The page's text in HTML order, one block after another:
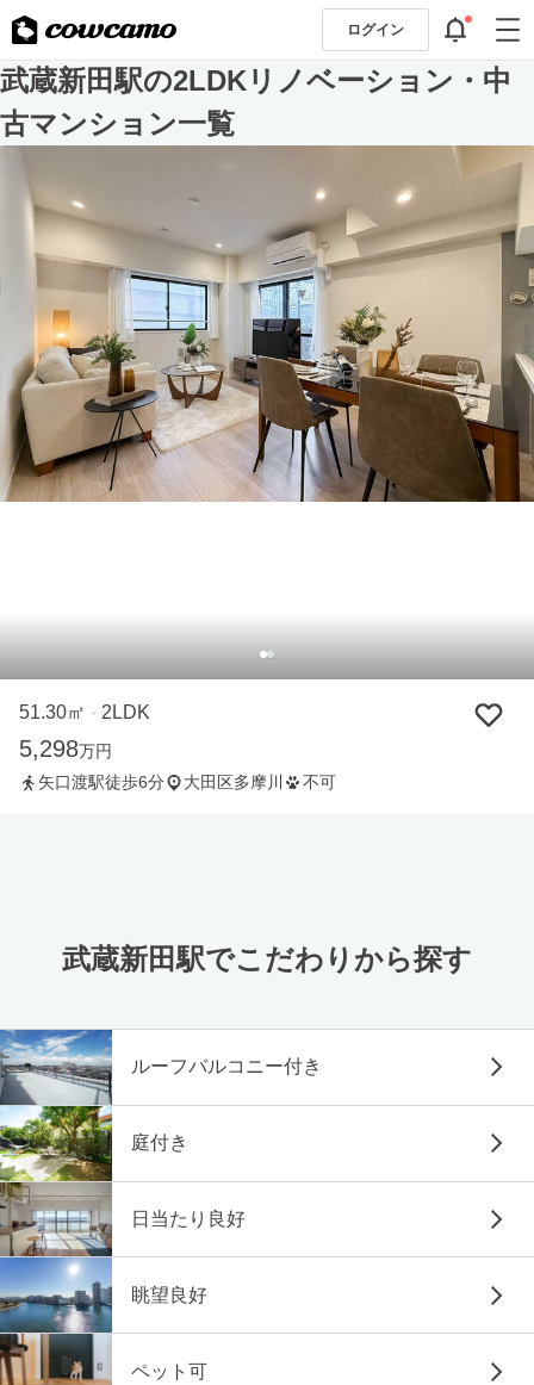
ログイン
武蔵新田駅の2LDKリノベーション・中
古マンション一覧
51.30㎡ ・ 2LDK
5,298万円
矢口渡駅徒歩6分
大田区多摩川 不可
武蔵新田駅でこだわりから探す
ルーフバルコニー付き
庭付き
日当たり良好
眺望良好
ペット可